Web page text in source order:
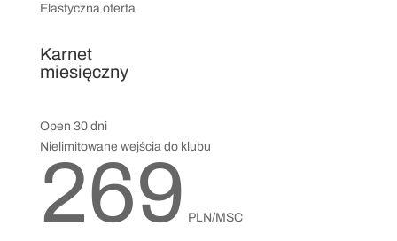
Elastyczna oferta
Karnet
miesięczny
Open 30 dni
Nielimitowane wejścia do klubu
269 PLN/MSC